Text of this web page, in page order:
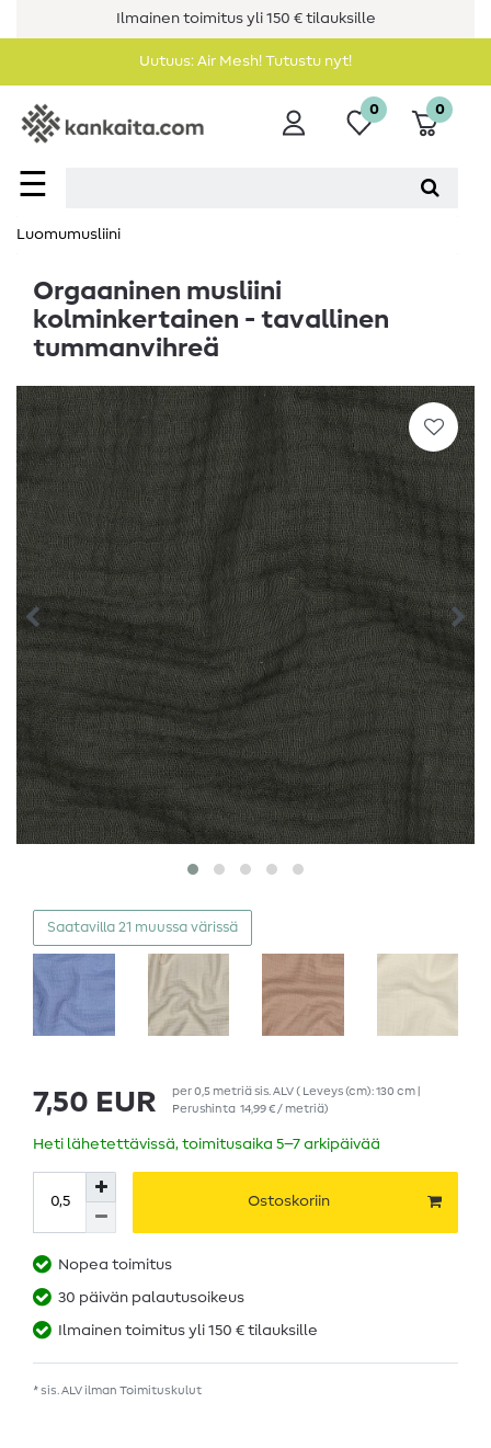
Ilmainen toimitus yli 150 € tilauksille
Uutuus: Air Mesh! Tutustu nyt!
☰
0 0
Luomumusliini
Orgaaninen musliini
kolminkertainen - tavallinen
tummanvihreä
Saatavilla 21 muussa värissä
7,50 EUR per0,5 metriäsis. ALV( Leveys (cm): 130 cm |
Perushinta 14,99 € / metriä)
Heti lähetettävissä, toimitusaika 5–7 arkipäivää
Ostoskoriin
Nopea toimitus
30 päivän palautusoikeus
Ilmainen toimitus yli 150 € tilauksille
* sis. ALV ilman Toimituskulut